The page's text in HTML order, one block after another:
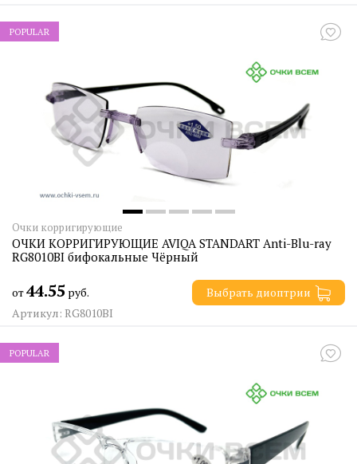
POPULAR
Очки корригирующие
ОЧКИ КОРРИГИРУЮЩИЕ AVIQA STANDART Anti-Blu-ray
RG8010BI бифокальные Чёрный
от44.55 руб.
Выбрать диоптрии
Артикул: RG8010BI
POPULAR